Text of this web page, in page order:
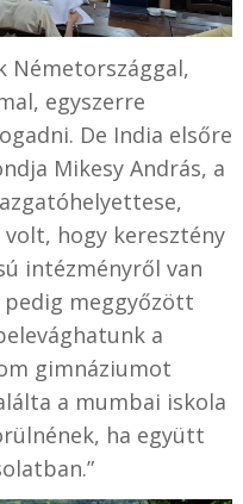
Németországgal,
egyszerre
De India elsőre
Mikesy András, a
hogy keresztény
intézményről van
pedig meggyőzött
a
gimnáziumot
a mumbai iskola
ha együtt